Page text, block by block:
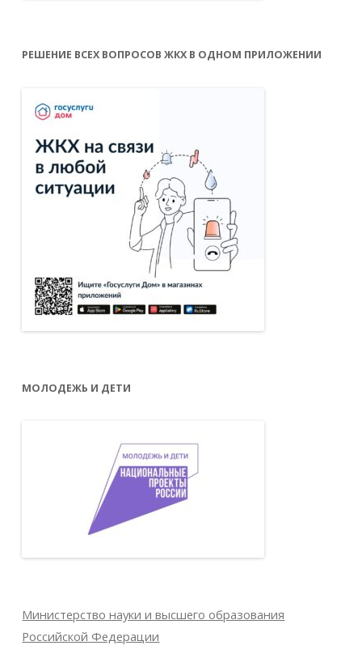
РЕШЕНИЕ ВСЕХ ВОПРОСОВ ЖКХ В ОДНОМ ПРИЛОЖЕНИИ
МОЛОДЕЖЬ И ДЕТИ
Министерство науки и высшего образования
Российской Федерации